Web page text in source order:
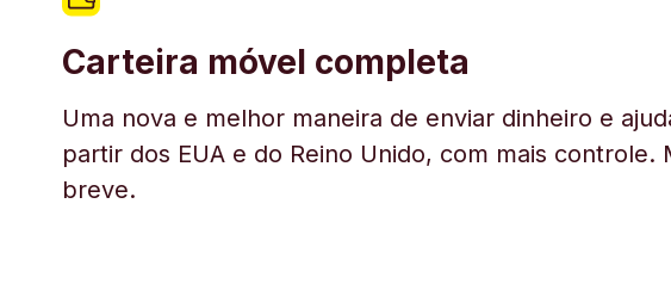
Carteira móvel completa
Uma nova e melhor maneira de enviar dinheiro e
partir dos EUA e do Reino Unido, com mais controle.
breve.